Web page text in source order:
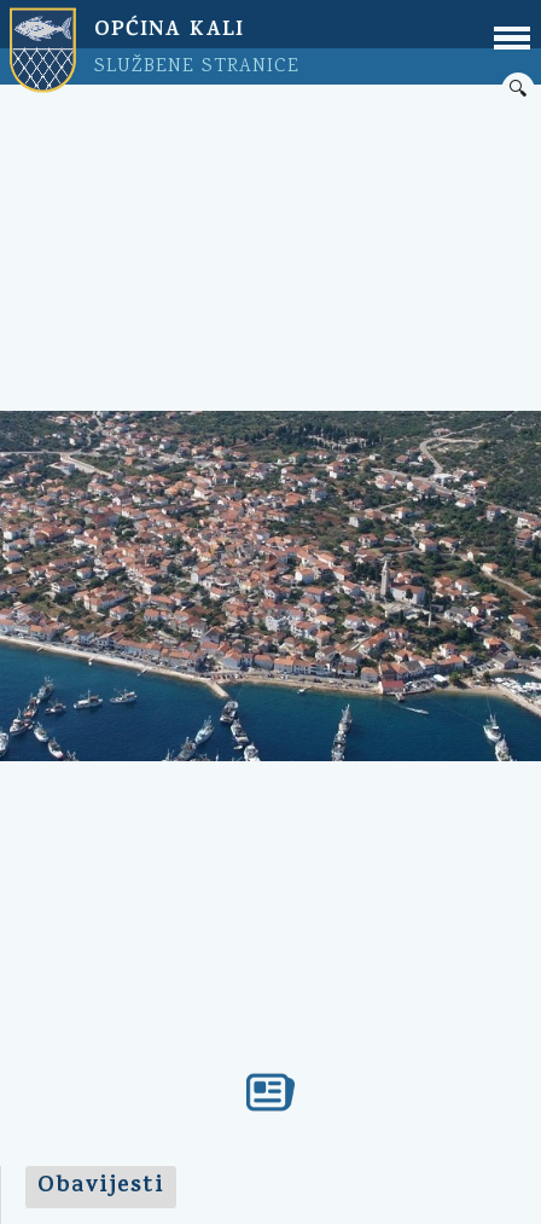
OPĆINA KALI
SLUŽBENE STRANICE
🔍
Obavijesti